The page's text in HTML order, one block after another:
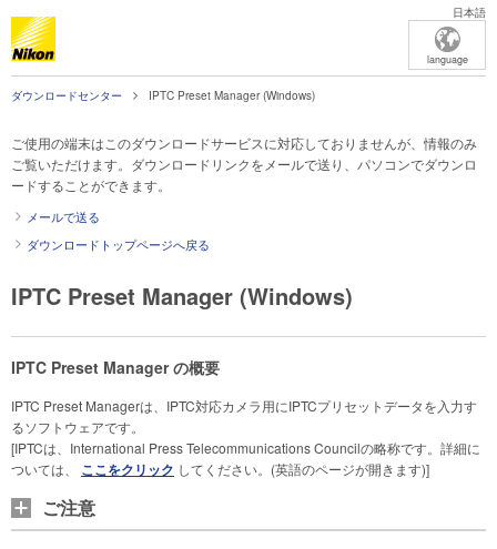
日本語
language
ダウンロードセンター IPTC Preset Manager (Windows)
ご使用の端末はこのダウンロードサービスに対応しておりませんが、情報のみ
ご覧いただけます。ダウンロードリンクをメールで送り、パソコンでダウンロ
ードすることができます。
メールで送る
ダウンロードトップページへ戻る
IPTC Preset Manager (Windows)
IPTC Preset Manager の概要
IPTC Preset Managerは、IPTC対応カメラ用にIPTCプリセットデータを入力す
るソフトウェアです。
[IPTCは、International Press Telecommunications Councilの略称です。詳細に
ついては、 ここをクリック してください。(英語のページが開きます)]
ご注意